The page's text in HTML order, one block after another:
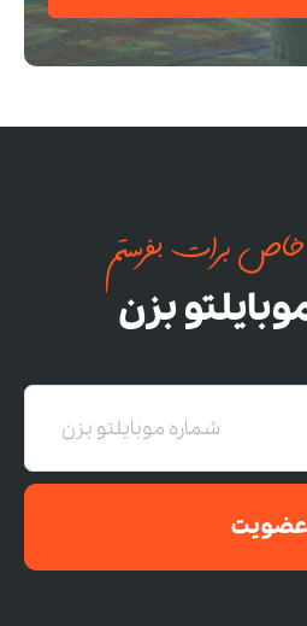
خاص برات بفرستم
بزن
عضویت